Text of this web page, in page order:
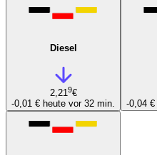
Diesel
2,219€
-0,01 € heute vor 32 min.
-0,04 €